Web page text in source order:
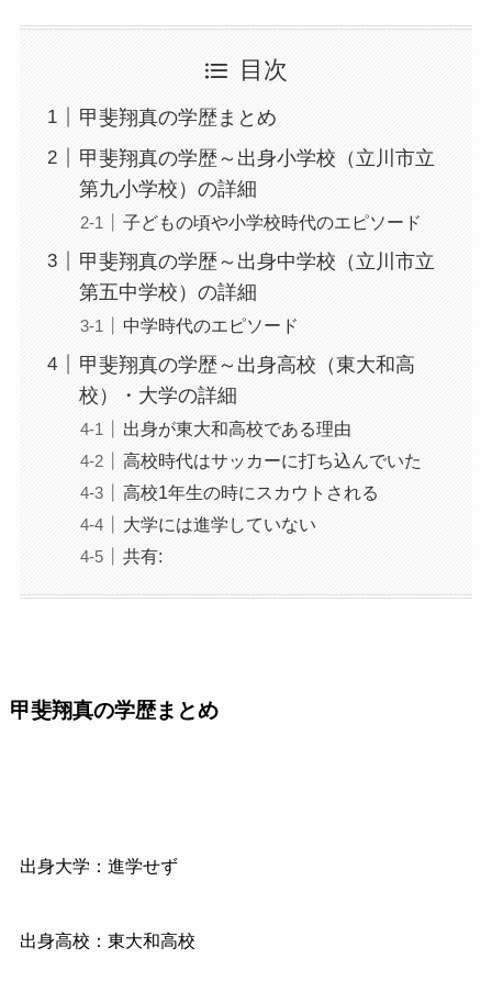
目次
甲斐翔真の学歴まとめ
甲斐翔真の学歴～出身小学校（立川市立
第九小学校）の詳細
子どもの頃や小学校時代のエピソード
甲斐翔真の学歴～出身中学校（立川市立
第五中学校）の詳細
中学時代のエピソード
甲斐翔真の学歴～出身高校（東大和高
校）・大学の詳細
出身が東大和高校である理由
高校時代はサッカーに打ち込んでいた
高校1年生の時にスカウトされる
大学には進学していない
共有:
甲斐翔真の学歴まとめ
出身大学：進学せず
出身高校：東大和高校